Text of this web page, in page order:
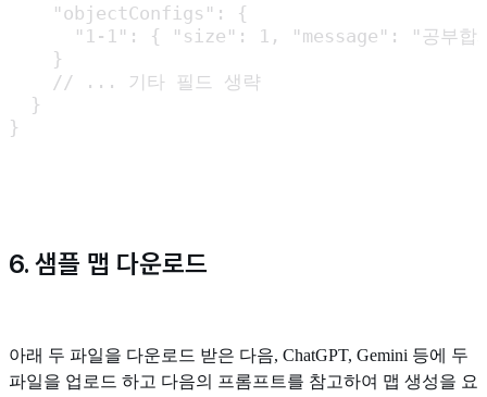
    "objectConfigs": {
"1-1": { "size": 1, "message": "공부합
    }
    // ... 기타 필드 생략
  }
}
6. 샘플 맵 다운로드
아래 두 파일을 다운로드 받은 다음, ChatGPT, Gemini 등에 두
파일을 업로드 하고 다음의 프롬프트를 참고하여 맵 생성을 요